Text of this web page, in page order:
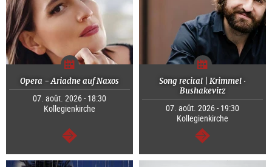
Opera - Ariadne auf Naxos
07. août. 2026 - 18:30
Kollegienkirche
Continuer
Song recital | Krimmel ·
Bushakevitz
07. août. 2026 - 19:30
Kollegienkirche
Continuer